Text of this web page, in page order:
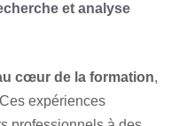
et analyse
cœur de la formation,
expériences